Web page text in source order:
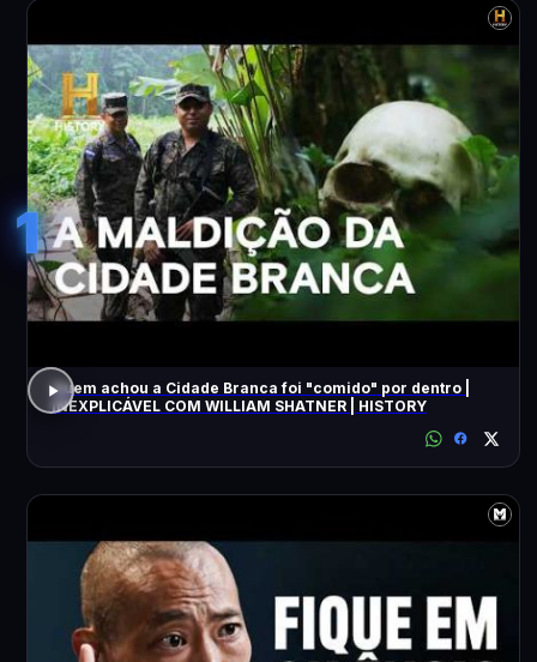
1
Quem achou a Cidade Branca foi "comido" por dentro |
INEXPLICÁVEL COM WILLIAM SHATNER | HISTORY